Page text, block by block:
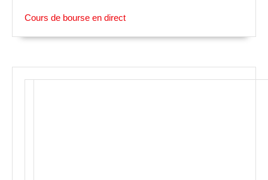
Cours de bourse en direct